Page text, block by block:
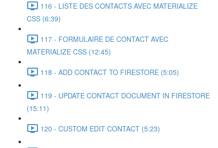
116 - LISTE DES CONTACTS AVEC MATERIALIZE
CSS (6:39)
117 - FORMULAIRE DE CONTACT AVEC
MATERIALIZE CSS (12:45)
118 - ADD CONTACT TO FIRESTORE (5:05)
119 - UPDATE CONTACT DOCUMENT IN FIRESTORE
(15:11)
120 - CUSTOM EDIT CONTACT (5:23)